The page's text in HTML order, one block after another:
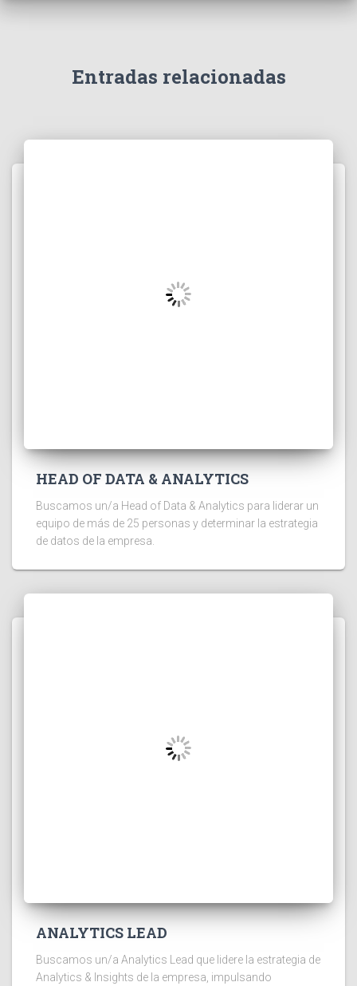
Entradas relacionadas
HEAD OF DATA & ANALYTICS
Buscamos un/a Head of Data & Analytics para liderar un
equipo de más de 25 personas y determinar la estrategia
de datos de la empresa.
ANALYTICS LEAD
Buscamos un/a Analytics Lead que lidere la estrategia de
Analytics & Insights de la empresa, impulsando